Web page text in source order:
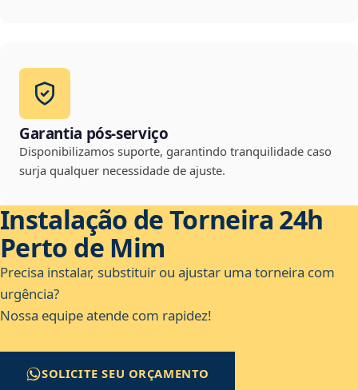
Garantia pós-serviço
Disponibilizamos suporte, garantindo tranquilidade caso
surja qualquer necessidade de ajuste.
Instalação de Torneira 24h
Perto de Mim
Precisa instalar, substituir ou ajustar uma torneira com
urgência?
Nossa equipe atende com rapidez!
SOLICITE SEU ORÇAMENTO